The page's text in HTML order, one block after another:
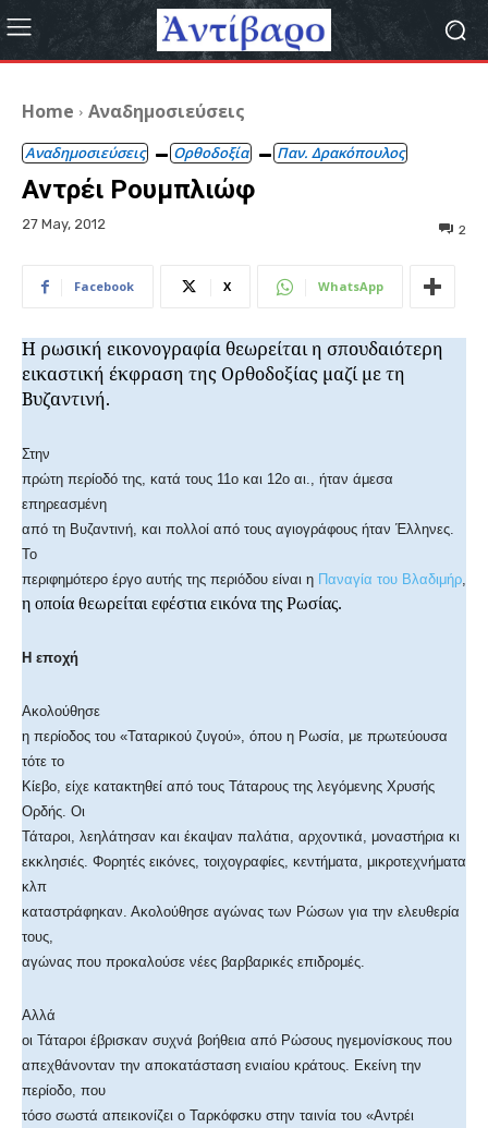
Home Αναδημοσιεύσεις
Αναδημοσιεύσεις Ορθοδοξία Παν. Δρακόπουλος
Αντρέι Ρουμπλιώφ
27 May, 2012 2
Facebook X WhatsApp
Η ρωσική εικονογραφία θεωρείται η σπουδαιότερη
εικαστική έκφραση της Ορθοδοξίας μαζί με τη
Βυζαντινή.
Στην
πρώτη περίοδό της, κατά τους 11ο και 12ο αι., ήταν άμεσα
επηρεασμένη
από τη Βυζαντινή, και πολλοί από τους αγιογράφους ήταν Έλληνες.
Το
περιφημότερο έργο αυτής της περιόδου είναι η Παναγία του Βλαδιμήρ,
η οποία θεωρείται εφέστια εικόνα της Ρωσίας.
Η εποχή
Ακολούθησε
η περίοδος του «Ταταρικού ζυγού», όπου η Ρωσία, με πρωτεύουσα
τότε το
Κίεβο, είχε κατακτηθεί από τους Τάταρους της λεγόμενης Χρυσής
Ορδής. Οι
Τάταροι, λεηλάτησαν και έκαψαν παλάτια, αρχοντικά, μοναστήρια κι
εκκλησιές. Φορητές εικόνες, τοιχογραφίες, κεντήματα, μικροτεχνήματα
κλπ
καταστράφηκαν. Ακολούθησε αγώνας των Ρώσων για την ελευθερία
τους,
αγώνας που προκαλούσε νέες βαρβαρικές επιδρομές.
Αλλά
οι Τάταροι έβρισκαν συχνά βοήθεια από Ρώσους ηγεμονίσκους που
απεχθάνονταν την αποκατάσταση ενιαίου κράτους. Εκείνη την
περίοδο, που
τόσο σωστά απεικονίζει ο Ταρκόφσκυ στην ταινία του «Αντρέι